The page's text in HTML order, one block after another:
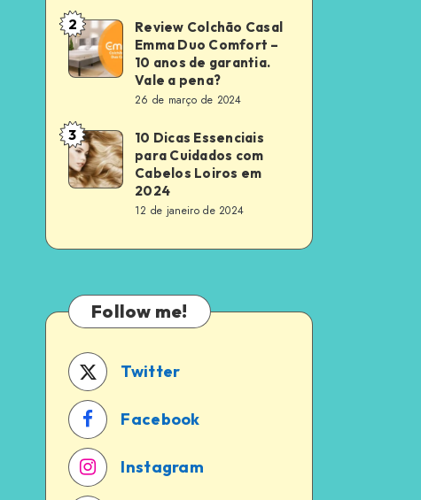
Fire
TV
Stick
Amazon:
Vale
a
Review
Colchão
Casal
Duo
Comfort
–
de
Vale
a
pena?
2
Review Colchão Casal
Emma Duo Comfort –
10 anos de garantia.
Vale a pena?
26 de março de 2024
10
Dicas
Essenciais
Cabelos
Loiros
2024
3
10 Dicas Essenciais
para Cuidados com
Cabelos Loiros em
2024
12 de janeiro de 2024
Follow me!
Twitter
Facebook
Instagram